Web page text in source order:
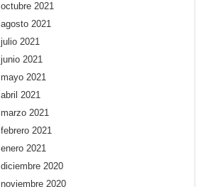
octubre 2021
agosto 2021
julio 2021
junio 2021
mayo 2021
abril 2021
marzo 2021
febrero 2021
enero 2021
diciembre 2020
noviembre 2020